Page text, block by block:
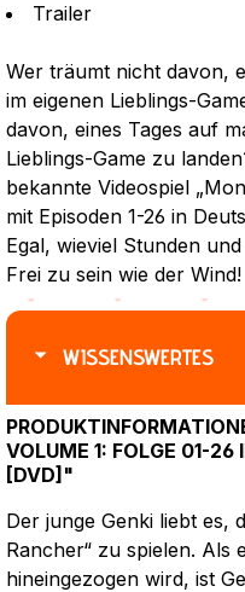
Trailer
Wer träumt nicht davon,
im eigenen Lieblings-
davon, eines Tages auf
Lieblings-Game zu
bekannte Videospiel
mit Episoden 1-26 in
Egal, wieviel Stunden
Frei zu sein wie der Wind!
WISSENSWERTES
VOLUME 1: FOLGE 01-
[DVD]"
Der junge Genki liebt es,
Rancher“ zu spielen. Als
hineingezogen wird, ist